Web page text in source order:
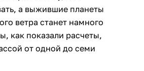
а выжившие планеты
ветра станет намного
как показали расчеты,
от одной до семи